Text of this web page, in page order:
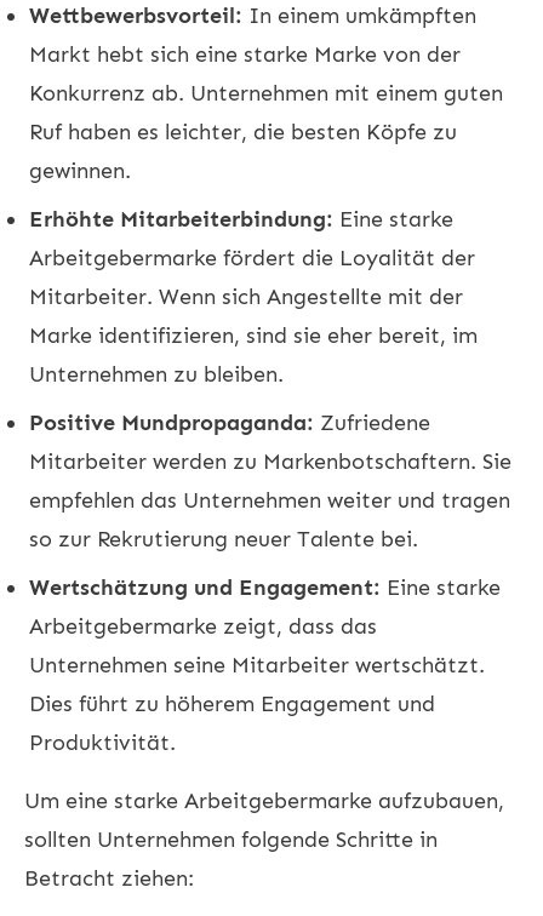
Wettbewerbsvorteil: In einem umkämpften
Markt hebt sich eine starke Marke von der
Konkurrenz ab. Unternehmen mit einem guten
Ruf haben es leichter, die besten Köpfe zu
gewinnen.
Erhöhte Mitarbeiterbindung: Eine starke
Arbeitgebermarke fördert die Loyalität der
Mitarbeiter. Wenn sich Angestellte mit der
Marke identifizieren, sind sie eher bereit, im
Unternehmen zu bleiben.
Positive Mundpropaganda: Zufriedene
Mitarbeiter werden zu Markenbotschaftern. Sie
empfehlen das Unternehmen weiter und tragen
so zur Rekrutierung neuer Talente bei.
Wertschätzung und Engagement: Eine starke
Arbeitgebermarke zeigt, dass das
Unternehmen seine Mitarbeiter wertschätzt.
Dies führt zu höherem Engagement und
Produktivität.
Um eine starke Arbeitgebermarke aufzubauen,
sollten Unternehmen folgende Schritte in
Betracht ziehen: